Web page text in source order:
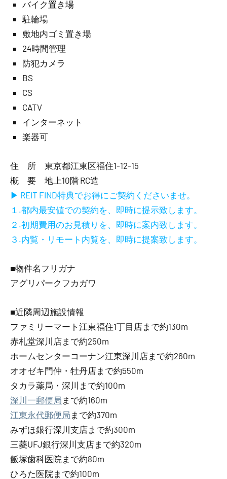
バイク置き場
駐輪場
敷地内ゴミ置き場
24時間管理
防犯カメラ
BS
CS
CATV
インターネット
楽器可
住 所 東京都江東区福住1-12-15
概 要 地上10階 RC造
▶ REIT FIND特典でお得にご契約くださいませ。
１.都内最安値での契約を、即時に提示致します。
２.初期費用のお見積りを、即時に案内致します。
３.内覧・リモート内覧を、即時に提案致します。
■物件名フリガナ
アグリパークフカガワ
■近隣周辺施設情報
ファミリーマート江東福住1丁目店まで約130m
赤札堂深川店まで約250m
ホームセンターコーナン江東深川店まで約260m
オオゼキ門仲・牡丹店まで約550m
タカラ薬局・深川まで約100m
深川一郵便局 まで約160m
江東永代郵便局 まで約370m
みずほ銀行深川支店まで約300m
三菱UFJ銀行深川支店まで約320m
飯塚歯科医院まで約80m
ひろた医院まで約100m